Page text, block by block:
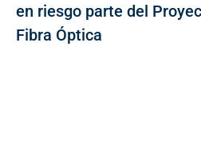
en riesgo parte del
Fibra Óptica